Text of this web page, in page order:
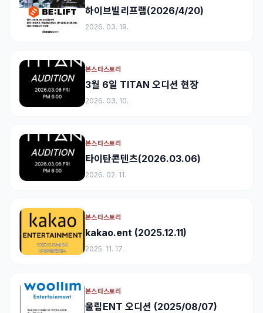
하이브빌리프램(2026/4/20)
2026. 03. 19.
본스타스토리
3월 6일 TITAN 오디션 현장
2026. 03. 10.
본스타스토리
타이탄콘텐츠(2026.03.06)
2026. 02. 11.
본스타스토리
kakao.ent (2025.12.11)
2025. 11. 17.
본스타스토리
울림ENT 오디션 (2025/08/07)